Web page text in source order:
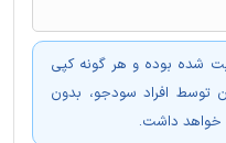
شده بوده و هر گونه کپی
توسط افراد سودجو، بدون
خواهد داشت.